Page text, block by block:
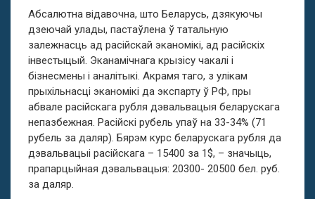
Абсалютна відавочна, што Беларусь, дзякуючы
дзеючай улады, пастаўлена ў татальную
залежнасць ад расійскай эканомікі, ад расійскіх
інвестыцый. Эканамічнага крызісу чакалі і
бізнесмены і аналітыкі. Акрамя таго, з улікам
прыхільнасці эканомікі да экспарту ў РФ, пры
абвале расійскага рубля дэвальвацыя беларускага
непазбежная. Расійскі рубель упаў на 33-34% (71
рубель за даляр). Бярэм курс беларускага рубля да
дэвальвацыі расійскага – 15400 за 1$, – значыць,
прапарцыйная дэвальвацыя: 20300- 20500 бел. руб.
за даляр.